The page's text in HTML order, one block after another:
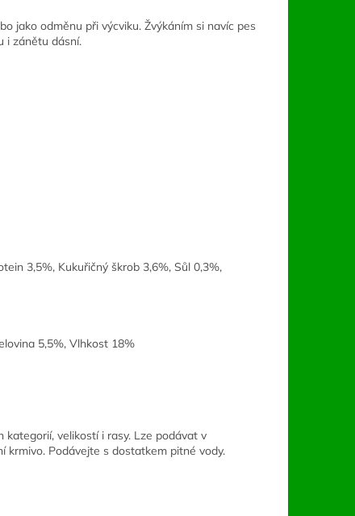
jako odměnu při výcviku. Žvýkáním si navíc pes
i zánětu dásní.
3,5%, Kukuřičný škrob 3,6%, Sůl 0,3%,
5,5%, Vlhkost 18%
kategorií, velikostí i rasy. Lze podávat v
krmivo. Podávejte s dostatkem pitné vody.